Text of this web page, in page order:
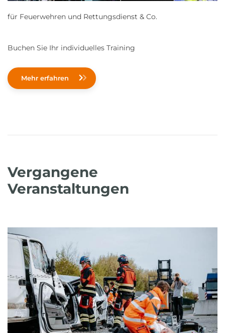
für Feuerwehren und Rettungsdienst & Co.
Buchen Sie Ihr individuelles Training
Mehr erfahren
Vergangene
Veranstaltungen